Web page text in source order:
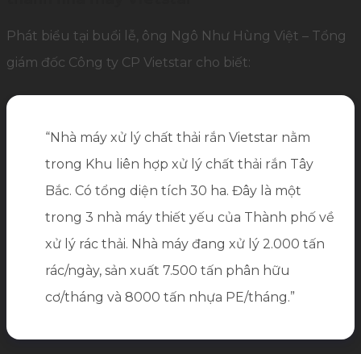
Phát biểu tại buổi lễ, ông Ngô Như Hùng Việt – Tổng
giám đốc Công ty CP Vietstar cho biết:
“Nhà máy xử lý chất thải rắn Vietstar nằm
trong Khu liên hợp xử lý chất thải rắn Tây
Bắc. Có tổng diện tích 30 ha. Đây là một
trong 3 nhà máy thiết yếu của Thành phố về
xử lý rác thải. Nhà máy đang xử lý 2.000 tấn
rác/ngày, sản xuất 7.500 tấn phân hữu
cơ/tháng và 8000 tấn nhựa PE/tháng.”